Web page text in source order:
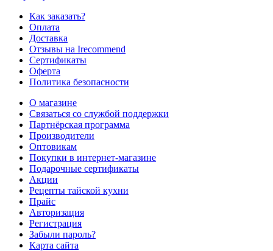
Как заказать?
Оплата
Доставка
Отзывы на Irecommend
Сертификаты
Оферта
Политика безопасности
О магазине
Связаться со службой поддержки
Партнёрская программа
Производители
Оптовикам
Покупки в интернет-магазине
Подарочные сертификаты
Акции
Рецепты тайской кухни
Прайс
Авторизация
Регистрация
Забыли пароль?
Карта сайта